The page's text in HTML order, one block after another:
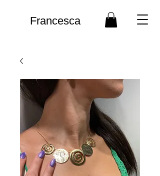
Francesca